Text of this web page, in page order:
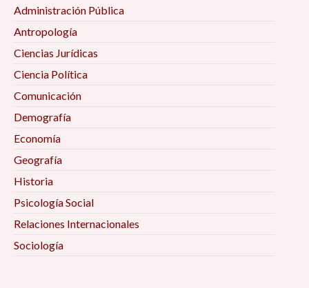
Administración Pública
Antropología
Ciencias Jurídicas
Ciencia Política
Comunicación
Demografía
Economía
Geografía
Historia
Psicología Social
Relaciones Internacionales
Sociología